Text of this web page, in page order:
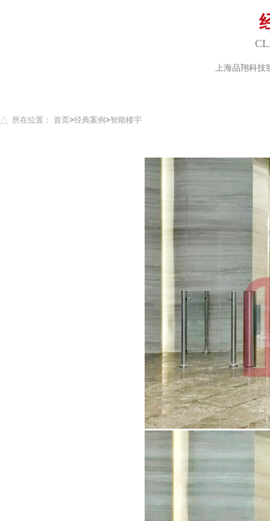
上海品翔科技
所在位置： 首页>经典案例 >智能楼宇